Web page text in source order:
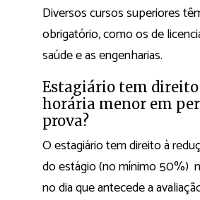
Diversos cursos superiores
obrigatório, como os de
saúde e as engenharias.
Estagiário tem direito
horária menor em
prova?
O estagiário tem direito à
do estágio (no mínimo 50%)
no dia que antecede a